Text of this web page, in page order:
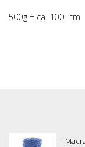
500g = ca. 100 Lfm